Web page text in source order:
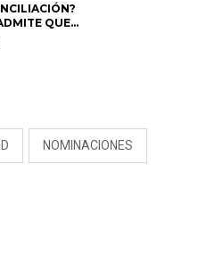
QUE
CON KORINA
LE CERRARÍA
NOMINACIONES